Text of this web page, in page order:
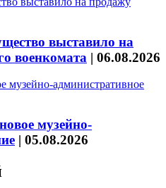
выставило на
военкомата | 06.08.2026
музейно-
| 05.08.2026